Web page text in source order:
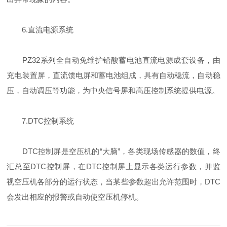
6.直流电源系统
PZ32系列全自动免维护铅酸蓄电池直流电源成套设备，由
充电装置屏，直流馈电屏和蓄电池组成，具有自动稳流，自动稳
压，自动调压等功能，为中央信号屏和高压控制系统提供电源。
7.DTC控制系统
DTC控制屏是空压机的“大脑”，各类现场传感器的数值，终
汇总至DTC控制屏，在DTC控制屏上显示各类运行参数，并监
视空压机各部分的运行状态，当某些参数超出允许范围时，DTC
会发出相应的报警或自动使空压机停机。